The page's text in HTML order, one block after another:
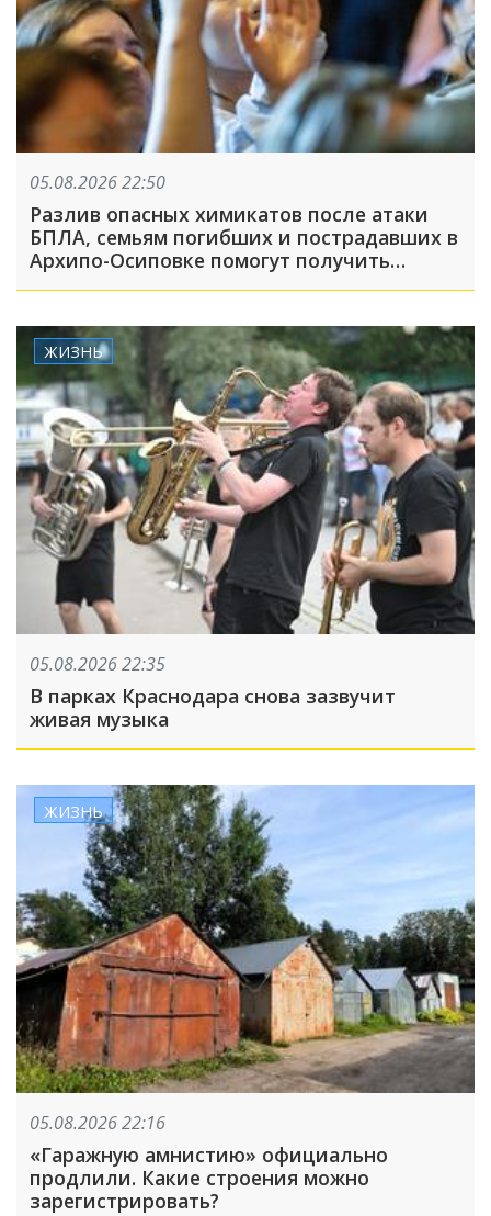
05.08.2026 22:50
Разлив опасных химикатов после атаки
БПЛА, семьям погибших и пострадавших в
Архипо-Осиповке помогут получить
выплаты: ТОП-5 за 5 августа
ЖИЗНЬ
05.08.2026 22:35
В парках Краснодара снова зазвучит
живая музыка
ЖИЗНЬ
05.08.2026 22:16
«Гаражную амнистию» официально
продлили. Какие строения можно
зарегистрировать?